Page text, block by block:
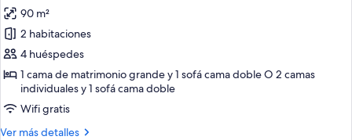
(3
adults
+
3
children)
fotos
de
Suite,
2
habitaciones,
vistas
al
90 m²
2 habitaciones
4 huéspedes
1 cama de matrimonio grande y 1 sofá cama doble O 2 camas
individuales y 1 sofá cama doble
Wifi gratis
Ver más detalles
Más